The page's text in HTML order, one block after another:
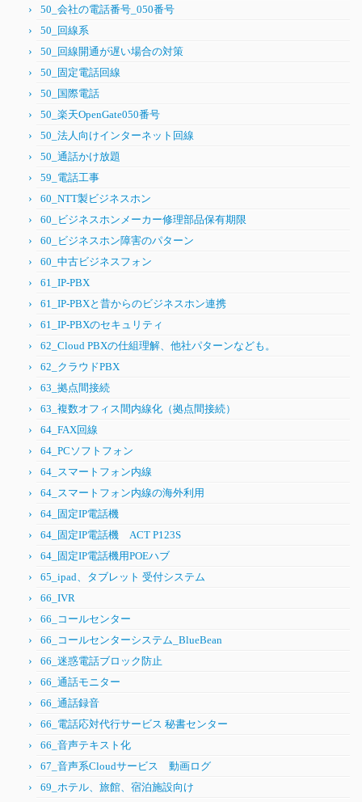
50_会社の電話番号_050番号
50_回線系
50_回線開通が遅い場合の対策
50_固定電話回線
50_国際電話
50_楽天OpenGate050番号
50_法人向けインターネット回線
50_通話かけ放題
59_電話工事
60_NTT製ビジネスホン
60_ビジネスホンメーカー修理部品保有期限
60_ビジネスホン障害のパターン
60_中古ビジネスフォン
61_IP-PBX
61_IP-PBXと昔からのビジネスホン連携
61_IP-PBXのセキュリティ
62_Cloud PBXの仕組理解、他社パターンなども。
62_クラウドPBX
63_拠点間接続
63_複数オフィス間内線化（拠点間接続）
64_FAX回線
64_PCソフトフォン
64_スマートフォン内線
64_スマートフォン内線の海外利用
64_固定IP電話機
64_固定IP電話機 ACT P123S
64_固定IP電話機用POEハブ
65_ipad、タブレット 受付システム
66_IVR
66_コールセンター
66_コールセンターシステム_BlueBean
66_迷惑電話ブロック防止
66_通話モニター
66_通話録音
66_電話応対代行サービス 秘書センター
66_音声テキスト化
67_音声系Cloudサービス 動画ログ
69_ホテル、旅館、宿泊施設向け